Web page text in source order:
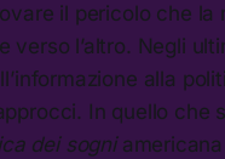
il pericolo che
verso l’altro. Negli
alla
In quello che
dei sogniamericana